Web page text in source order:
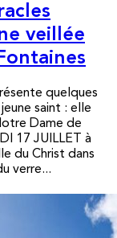
veillée
quelques
saint : elle
Dame de
17 JUILLET à
du Christ dans
verre...